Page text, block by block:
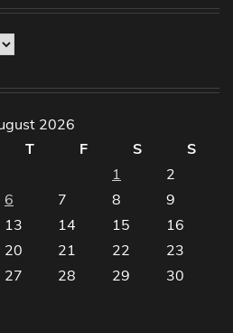
2026
T F S
S
1
2
6 7 8
9
13 14 15
16
20 21 22
23
27 28 29
30